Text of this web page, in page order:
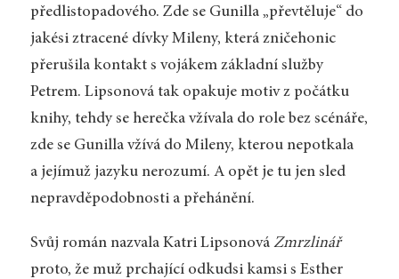
předlistopadového. Zde se Gunilla „převtěluje“ do
jakési ztracené dívky Mileny, která zničehonic
přerušila kontakt s vojákem základní služby
Petrem. Lipsonová tak opakuje motiv z počátku
knihy, tehdy se herečka vžívala do role bez scénáře,
zde se Gunilla vžívá do Mileny, kterou nepotkala
a jejímuž jazyku nerozumí. A opět je tu jen sled
nepravděpodobnosti a přehánění.
Svůj román nazvala Katri Lipsonová Zmrzlinář
proto, že muž prchající odkudsi kamsi s Esther